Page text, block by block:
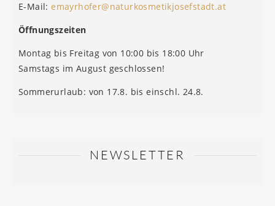
E-Mail:emayrhofer@naturkosmetikjosefstadt.at
Öffnungszeiten
Montag bis Freitag von 10:00 bis 18:00 Uhr
Samstags im August geschlossen!
Sommerurlaub: von 17.8. bis einschl. 24.8.
NEWSLETTER